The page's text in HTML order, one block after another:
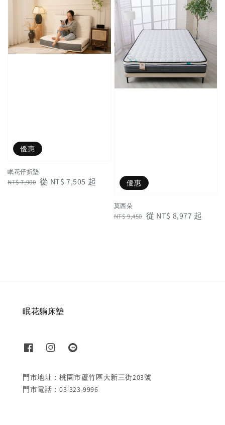
優惠
眠花仔折墊
Regular
NT$ 7,900 Sale
從 NT$ 7,505 起 優惠
莫西朵
Regular
NT$ 9,450 Sale
從 NT$ 8,977 起
眠花躺床墊
門市地址：桃園市蘆竹區大新三街203號
門市電話：03-323-9996